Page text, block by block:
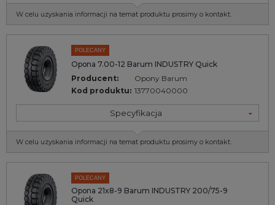
W celu uzyskania informacji na temat produktu prosimy o kontakt.
POLECANY
Opona 7.00-12 Barum INDUSTRY Quick
Producent:
Opony Barum
Kod produktu: 13770040000
Specyfikacja
W celu uzyskania informacji na temat produktu prosimy o kontakt.
POLECANY
Opona 21x8-9 Barum INDUSTRY 200/75-9
Quick